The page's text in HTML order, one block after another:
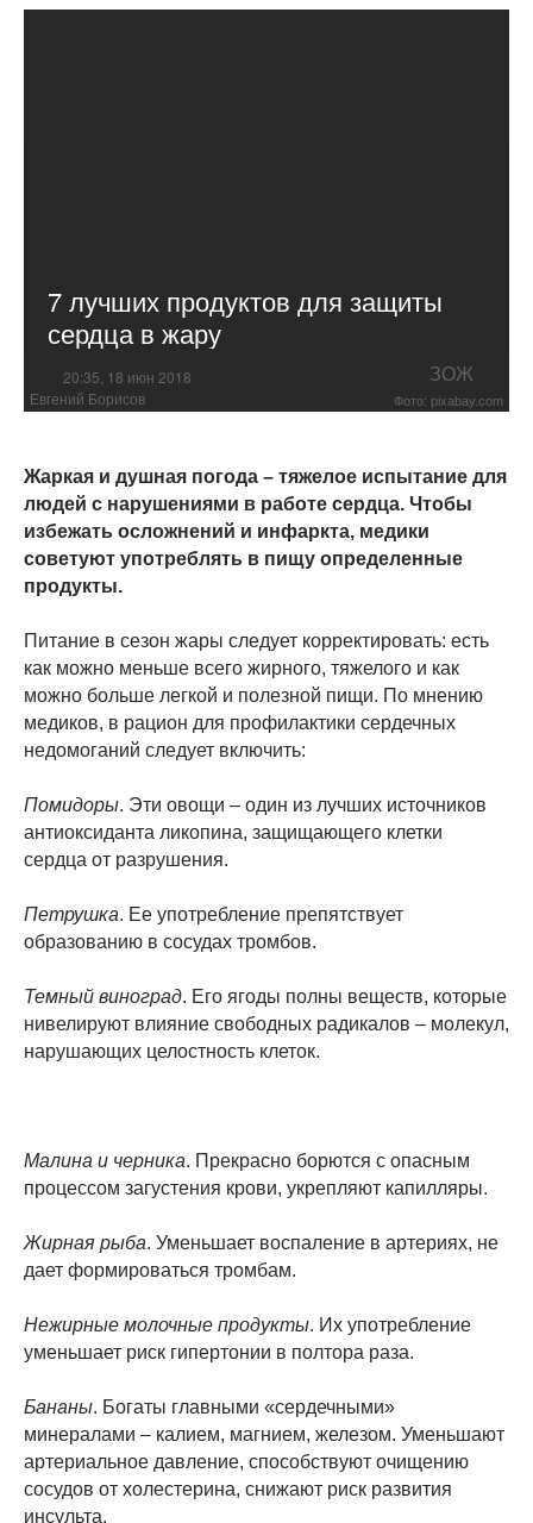
7 лучших продуктов для защиты
сердца в жару
20:35, 18 июн 2018 ЗОЖ
Евгений Борисов Фото: pixabay.com
Жаркая и душная погода – тяжелое испытание для
людей с нарушениями в работе сердца. Чтобы
избежать осложнений и инфаркта, медики
советуют употреблять в пищу определенные
продукты.
Питание в сезон жары следует корректировать: есть
как можно меньше всего жирного, тяжелого и как
можно больше легкой и полезной пищи. По мнению
медиков, в рацион для профилактики сердечных
недомоганий следует включить:
Помидоры. Эти овощи – один из лучших источников
антиоксиданта ликопина, защищающего клетки
сердца от разрушения.
Петрушка. Ее употребление препятствует
образованию в сосудах тромбов.
Темный виноград. Его ягоды полны веществ, которые
нивелируют влияние свободных радикалов – молекул,
нарушающих целостность клеток.
Малина и черника. Прекрасно борются с опасным
процессом загустения крови, укрепляют капилляры.
Жирная рыба. Уменьшает воспаление в артериях, не
дает формироваться тромбам.
Нежирные молочные продукты. Их употребление
уменьшает риск гипертонии в полтора раза.
Бананы. Богаты главными «сердечными»
минералами – калием, магнием, железом. Уменьшают
артериальное давление, способствуют очищению
сосудов от холестерина, снижают риск развития
инсульта.